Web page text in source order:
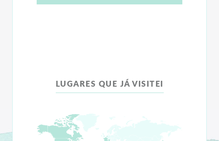
LUGARES QUE JÁ VISITEI